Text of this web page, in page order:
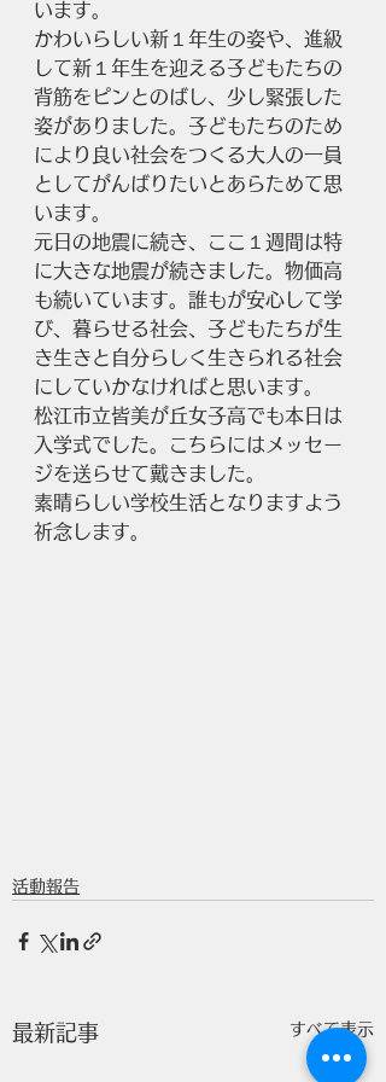
います。
かわいらしい新１年生の姿や、進級
して新１年生を迎える子どもたちの
背筋をピンとのばし、少し緊張した
姿がありました。子どもたちのため
により良い社会をつくる大人の一員
としてがんばりたいとあらためて思
います。
元日の地震に続き、ここ１週間は特
に大きな地震が続きました。物価高
も続いています。誰もが安心して学
び、暮らせる社会、子どもたちが生
き生きと自分らしく生きられる社会
にしていかなければと思います。
松江市立皆美が丘女子高でも本日は
入学式でした。こちらにはメッセー
ジを送らせて戴きました。
素晴らしい学校生活となりますよう
祈念します。
活動報告
最新記事 すべて表示